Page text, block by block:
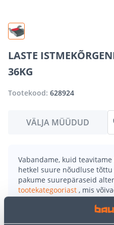
LASTE
36KG
Tootekood: 628924
VÄLJA MÜÜDUD
Vabandame, kuid
hetkel suure nõudluse
pakume suurepäraseid
tootekategooriast , mis
pakkuda!
Teie ostlemisrõõm ei pea